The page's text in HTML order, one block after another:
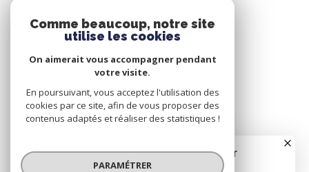
Nous adhérons
© 2026 | Tous droits réservés
Comme beaucoup, notre site
utilise les cookies
On aimerait vous accompagner pendant
votre visite.
En poursuivant, vous acceptez l'utilisation des
cookies par ce site, afin de vous proposer des
contenus adaptés et réaliser des statistiques !
PARAMÉTRER